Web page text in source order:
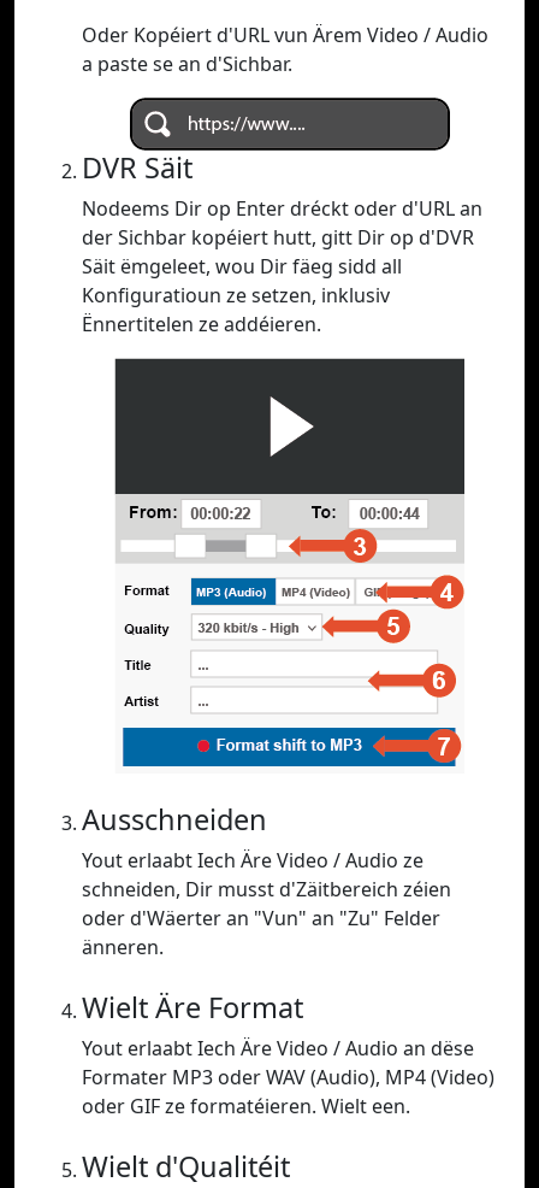
Oder Kopéiert d'URL vun Ärem Video / Audio
a paste se an d'Sichbar.
DVR Säit
Nodeems Dir op Enter dréckt oder d'URL an
der Sichbar kopéiert hutt, gitt Dir op d'DVR
Säit ëmgeleet, wou Dir fäeg sidd all
Konfiguratioun ze setzen, inklusiv
Ënnertitelen ze addéieren.
Ausschneiden
Yout erlaabt Iech Äre Video / Audio ze
schneiden, Dir musst d'Zäitbereich zéien
oder d'Wäerter an "Vun" an "Zu" Felder
änneren.
Wielt Äre Format
Yout erlaabt Iech Äre Video / Audio an dëse
Formater MP3 oder WAV (Audio), MP4 (Video)
oder GIF ze formatéieren. Wielt een.
Wielt d'Qualitéit